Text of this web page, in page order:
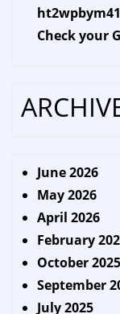
Check your
June 2026
May 2026
April 2026
February
October 2025
September
July 2025